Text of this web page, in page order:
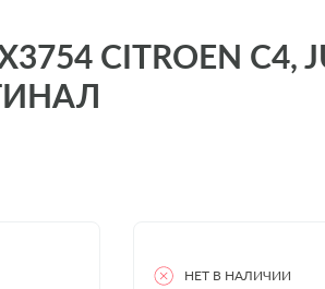
CITROEN C4,
НЕТ В НАЛИЧИИ